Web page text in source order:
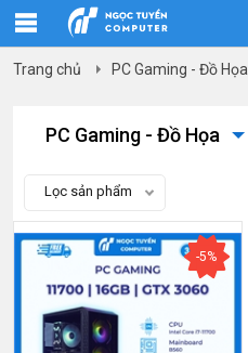
Trang chủ PC Gaming - Đồ Họa
PC Gaming - Đồ Họa
Lọc sản phẩm
-5%